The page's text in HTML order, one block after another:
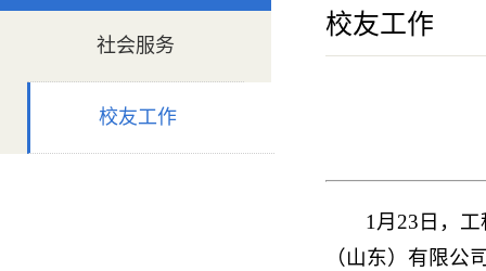
社会服务
校友工作
校友工作
1月23日，
（山东）有限